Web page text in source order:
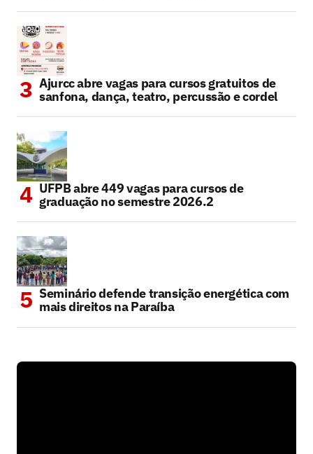
Ajurcc abre vagas para cursos gratuitos de
sanfona, dança, teatro, percussão e cordel
UFPB abre 449 vagas para cursos de
graduação no semestre 2026.2
Seminário defende transição energética com
mais direitos na Paraíba